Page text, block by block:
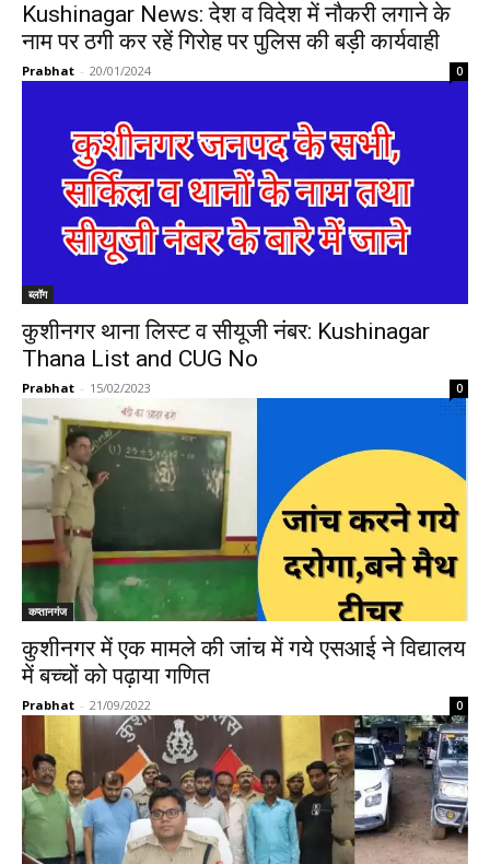
Kushinagar News: देश व विदेश में नौकरी लगाने के
नाम पर ठगी कर रहें गिरोह पर पुलिस की बड़ी कार्यवाही
Prabhat - 20/01/2024 0
ब्लॉग
कुशीनगर थाना लिस्ट व सीयूजी नंबर: Kushinagar
Thana List and CUG No
Prabhat - 15/02/2023 0
कप्तानगंज
कुशीनगर में एक मामले की जांच में गये एसआई ने विद्यालय
में बच्चों को पढ़ाया गणित
Prabhat - 21/09/2022 0